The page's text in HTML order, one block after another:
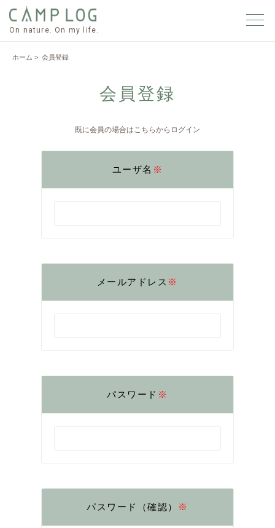
On nature. On my life.
ホーム > 会員登録
会員登録
既に会員の場合はこちらからログイン
ユーザ名 ※
メールアドレス ※
パスワード ※
パスワード（確認） ※